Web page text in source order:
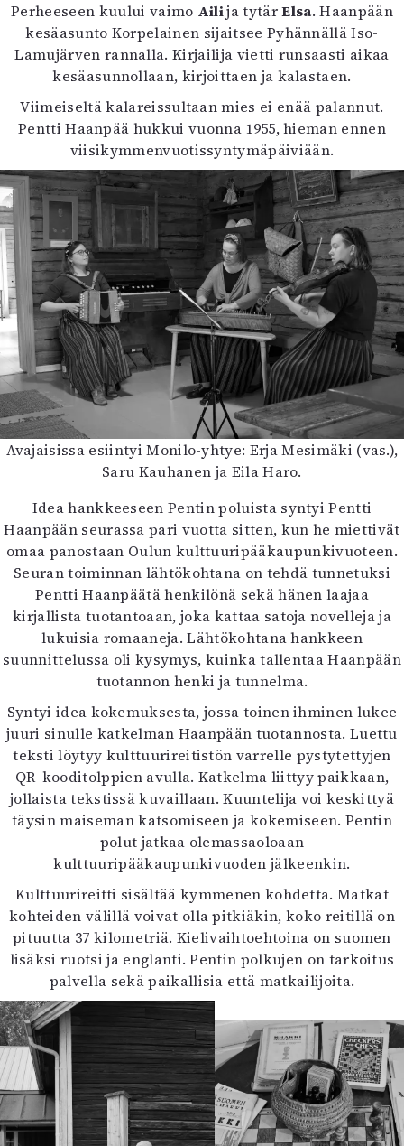
Info
Tilaus ja irtonumerot
Yhteistyössä
Toimitus
Mediatiedot
Kaltio ry
Perheeseen kuului vaimo Ailija tytärElsa. Haanpään
kesäasunto Korpelainen sijaitsee Pyhännällä Iso-
Lamujärven rannalla. Kirjailija vietti runsaasti aikaa
kesäasunnollaan, kirjoittaen ja kalastaen.
Viimeiseltä kalareissultaan mies ei enää palannut.
Pentti Haanpää hukkui vuonna 1955, hieman ennen
viisikymmenvuotissyntymäpäiviään.
Avajaisissa esiintyi Monilo-yhtye: Erja Mesimäki (vas.),
Saru Kauhanen ja Eila Haro.
Idea hankkeeseen Pentin poluista syntyi Pentti
Haanpään seurassa pari vuotta sitten, kun he miettivät
omaa panostaan Oulun kulttuuripääkaupunkivuoteen.
Seuran toiminnan lähtökohtana on tehdä tunnetuksi
Pentti Haanpäätä henkilönä sekä hänen laajaa
kirjallista tuotantoaan, joka kattaa satoja novelleja ja
lukuisia romaaneja. Lähtökohtana hankkeen
suunnittelussa oli kysymys, kuinka tallentaa Haanpään
tuotannon henki ja tunnelma.
Syntyi idea kokemuksesta, jossa toinen ihminen lukee
juuri sinulle katkelman Haanpään tuotannosta. Luettu
teksti löytyy kulttuurireitistön varrelle pystytettyjen
QR-kooditolppien avulla. Katkelma liittyy paikkaan,
jollaista tekstissä kuvaillaan. Kuuntelija voi keskittyä
täysin maiseman katsomiseen ja kokemiseen. Pentin
polut jatkaa olemassaoloaan
kulttuuripääkaupunkivuoden jälkeenkin.
Kulttuurireitti sisältää kymmenen kohdetta. Matkat
kohteiden välillä voivat olla pitkiäkin, koko reitillä on
pituutta 37 kilometriä. Kielivaihtoehtoina on suomen
lisäksi ruotsi ja englanti. Pentin polkujen on tarkoitus
palvella sekä paikallisia että matkailijoita.